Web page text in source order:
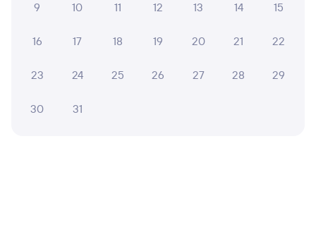
9 10 11 12 13 14 15
16 17 18 19 20 21 22
23 24 25 26 27 28 29
30 31